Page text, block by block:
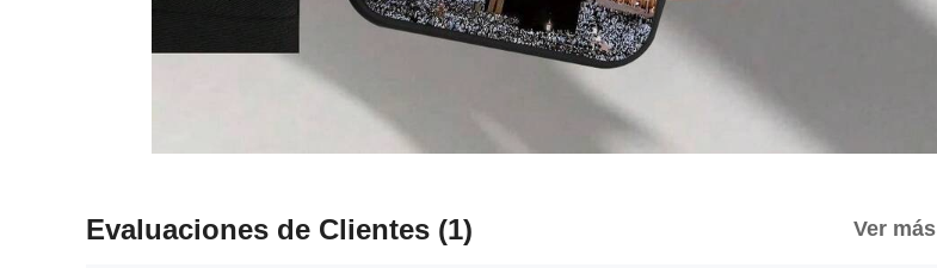
Evaluaciones de Clientes (1) Ver más